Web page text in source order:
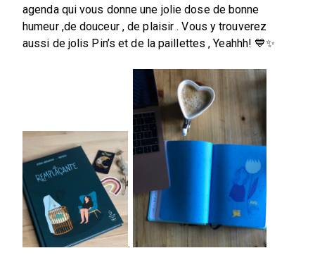
agenda qui vous donne une jolie dose de bonne
humeur ,de douceur , de plaisir . Vous y trouverez
aussi de jolis Pin’s et de la paillettes , Yeahhh! 💙✨
.